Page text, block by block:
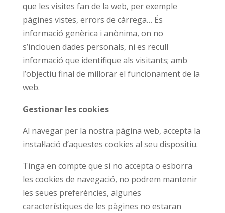
que les visites fan de la web, per exemple
pàgines vistes, errors de càrrega… És
informació genèrica i anònima, on no
s’inclouen dades personals, ni es recull
informació que identifique als visitants; amb
l’objectiu final de millorar el funcionament de la
web.
Gestionar les cookies
Al navegar per la nostra pàgina web, accepta la
instal·lació d’aquestes cookies al seu dispositiu.
Tinga en compte que si no accepta o esborra
les cookies de navegació, no podrem mantenir
les seues preferències, algunes
característiques de les pàgines no estaran